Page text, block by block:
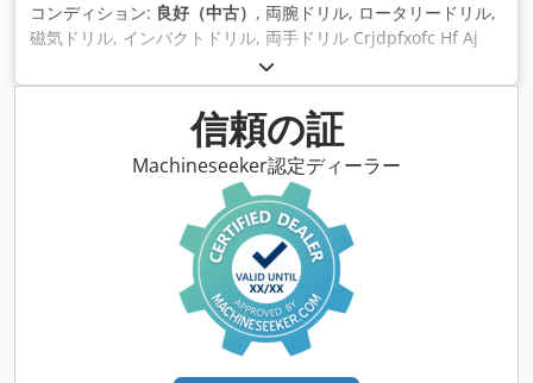
コンディション: 良好（中古） , 両腕ドリル, ロータリードリル,
磁気ドリル, インパクトドリル, 両手ドリル Crjdpfxofc Hf Aj
Agxof -テーパMK ドリルチャック付 -公称消費量：250 W -接
続：220ボルト -マックス最大ドリル最大ドリル：Ø 15 mm -寸
法図。420/420/H120 mm -重量：7.1kg
信頼の証
Machineseeker認定ディーラー